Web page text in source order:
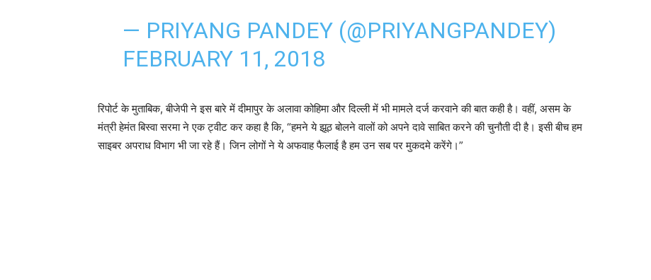
— PRIYANG PANDEY (@PRIYANGPANDEY)
FEBRUARY 11, 2018
रिपोर्ट के मुताबिक, बीजेपी ने इस बारे में दीमापुर के अलावा कोहिमा और दिल्ली में भी मामले दर्ज करवाने की बात कही है। वहीं, असम के
मंत्री हेमंत बिस्वा सरमा ने एक ट्वीट कर कहा है कि, “हमने ये झूठ बोलने वालों को अपने दावे साबित करने की चुनौती दी है। इसी बीच हम
साइबर अपराध विभाग भी जा रहे हैं। जिन लोगों ने ये अफवाह फैलाई है हम उन सब पर मुकदमे करेंगे।”